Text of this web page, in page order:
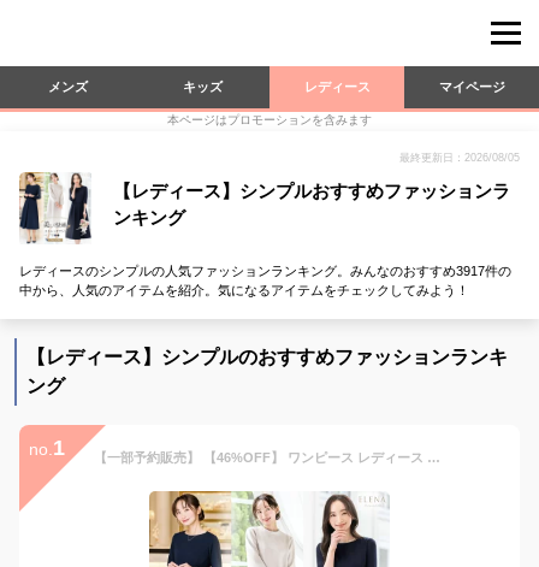
メンズ キッズ レディース マイページ
本ページはプロモーションを含みます
最終更新日：2026/08/05
【レディース】シンプルおすすめファッションラ
ンキング
レディースのシンプルの人気ファッションランキング。みんなのおすすめ3917件の
中から、人気のアイテムを紹介。気になるアイテムをチェックしてみよう！
【レディース】シンプルのおすすめファッションランキ
ング
no. 1 【一部予約販売】 【46%OFF】 ワンピース レディース ロング ストレッチ 洗える 上品 きれいめ セレモニー パーティ 冠婚葬祭 入学式 卒業式 入園式 卒園式 喪服 葬式 お盆 通勤 ビジネス オールシーズン 春 夏 秋 冬 試着チケット対象